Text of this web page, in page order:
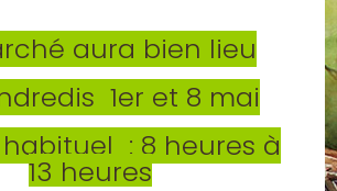
aura bien lieu
1er et 8 mai
: 8 heures à
13 heures